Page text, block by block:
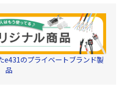
【電源部(BPS6W)
格】 ・使用周波数(
MHz)：10～3224 ・電源/
消費電力(V/W)：
AC100(50/60Hz)/
ンテナ給電時） ・重畳電
源(V/A)：DC15/最
合)。美しく建物
ンにマッチしま
途背面にブースタ
付けられる構造
従来のようにブ
が露出して住宅
を損ねません。 ●
に優れていま
e431のプライベートブランド製
品